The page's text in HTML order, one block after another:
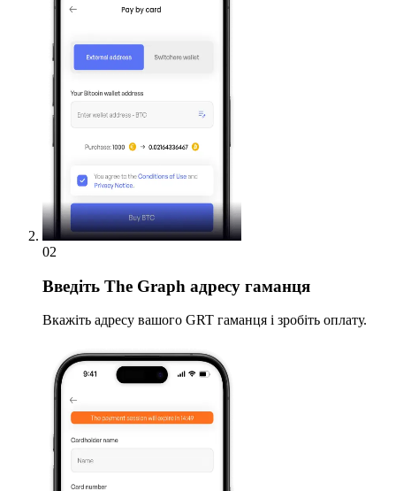
02
Введіть The Graph адресу гаманця
Вкажіть адресу вашого GRT гаманця і зробіть оплату.